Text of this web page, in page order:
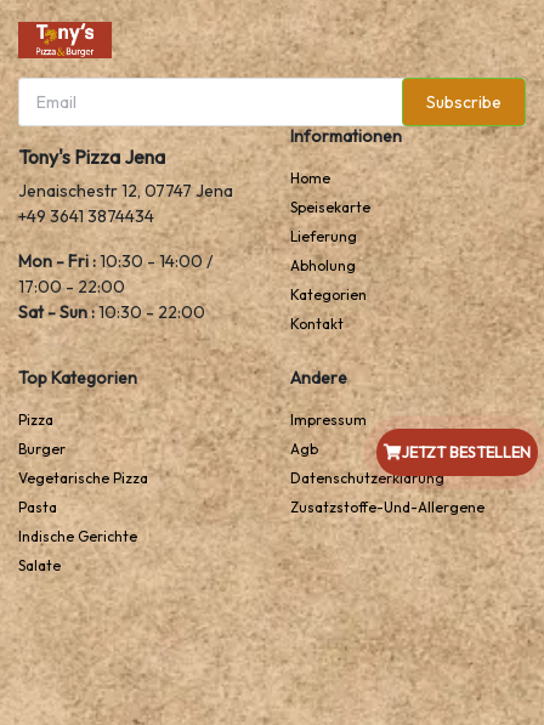
Subscribe
Tony's Pizza Jena
Jenaischestr 12, 07747 Jena
+49 3641 3874434
Mon - Fri :10:30 - 14:00 /
17:00 - 22:00
Sat - Sun :10:30 - 22:00
Informationen
Home
Speisekarte
Lieferung
Abholung
Kategorien
Kontakt
Top Kategorien
Pizza
Burger
Vegetarische Pizza
Pasta
Indische Gerichte
Salate
Andere
Impressum
Agb
Datenschutzerklarung
Zusatzstoffe-Und-Allergene
JETZT BESTELLEN